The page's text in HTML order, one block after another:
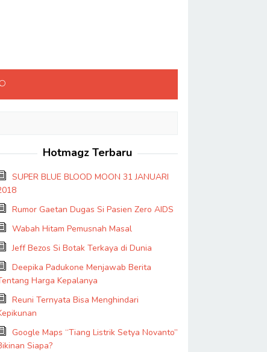
Hotmagz Terbaru
SUPER BLUE BLOOD MOON 31 JANUARI
Rumor Gaetan Dugas Si Pasien Zero AIDS
Wabah Hitam Pemusnah Masal
Jeff Bezos Si Botak Terkaya di Dunia
Deepika Padukone Menjawab Berita
Harga Kepalanya
Reuni Ternyata Bisa Menghindari
Google Maps “Tiang Listrik Setya Novanto”
Siapa?